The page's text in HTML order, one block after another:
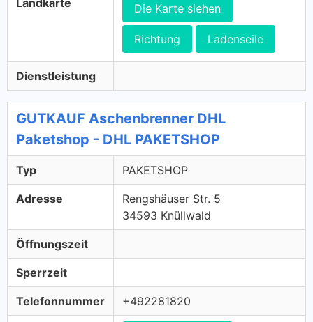
Landkarte Die Karte siehen
Richtung Ladenseile
Dienstleistung
GUTKAUF Aschenbrenner DHL
Paketshop - DHL PAKETSHOP
Typ PAKETSHOP
Adresse
Rengshäuser Str. 5
34593 Knüllwald
Öffnungszeit
Sperrzeit
Telefonnummer +492281820